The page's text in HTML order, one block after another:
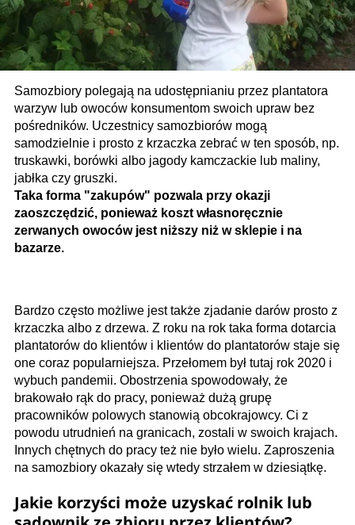
Samozbiory polegają na udostępnianiu przez plantatora
warzyw lub owoców konsumentom swoich upraw bez
pośredników. Uczestnicy samozbiorów mogą
samodzielnie i prosto z krzaczka zebrać w ten sposób, np.
truskawki, borówki albo jagody kamczackie lub maliny,
jabłka czy gruszki.
Taka forma "zakupów" pozwala przy okazji
zaoszczędzić, ponieważ koszt własnoręcznie
zerwanych owoców jest niższy niż w sklepie i na
bazarze.
Bardzo często możliwe jest także zjadanie darów prosto z
krzaczka albo z drzewa. Z roku na rok taka forma dotarcia
plantatorów do klientów i klientów do plantatorów staje się
one coraz popularniejsza. Przełomem był tutaj rok 2020 i
wybuch pandemii. Obostrzenia spowodowały, że
brakowało rąk do pracy, ponieważ dużą grupę
pracowników polowych stanowią obcokrajowcy. Ci z
powodu utrudnień na granicach, zostali w swoich krajach.
Innych chętnych do pracy też nie było wielu. Zaproszenia
na samozbiory okazały się wtedy strzałem w dziesiątkę.
Jakie korzyści może uzyskać rolnik lub